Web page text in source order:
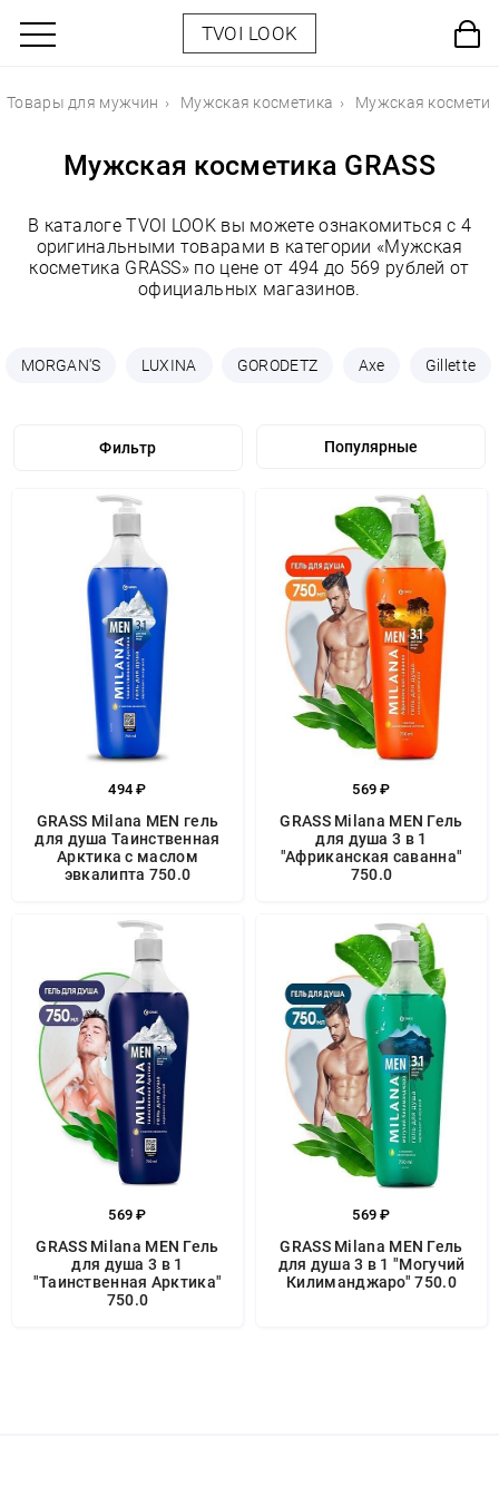
TVOI LOOK
Товары для мужчин Мужская косметика Мужская
Мужская косметика GRASS
В каталоге TVOI LOOK вы можете ознакомиться с 4
оригинальными товарами в категории «Мужская
косметика GRASS» по цене от 494 до 569 рублей от
официальных магазинов.
MORGAN'S LUXINA GORODETZ Axe Gillette
Фильтр
494 ₽
GRASS Milana MEN гель
для душа Таинственная
Арктика с маслом
эвкалипта 750.0
569 ₽
GRASS Milana MEN Гель
для душа 3 в 1
"Африканская саванна"
750.0
569 ₽
GRASS Milana MEN Гель
для душа 3 в 1
"Таинственная Арктика"
750.0
569 ₽
GRASS Milana MEN Гель
для душа 3 в 1 "Могучий
Килиманджаро" 750.0